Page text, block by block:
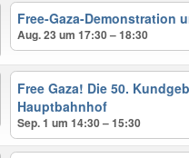
Free-Gaza-Demonstration
Aug. 23 um 17:30 – 18:30
Free Gaza! Die 50.
Hauptbahnhof
Sep. 1 um 14:30 – 15:30